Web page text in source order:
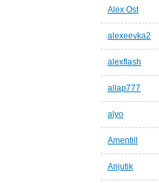
Alex Ost
alexeevka2
alexflash
allap777
alyo
Amentill
Anjutik